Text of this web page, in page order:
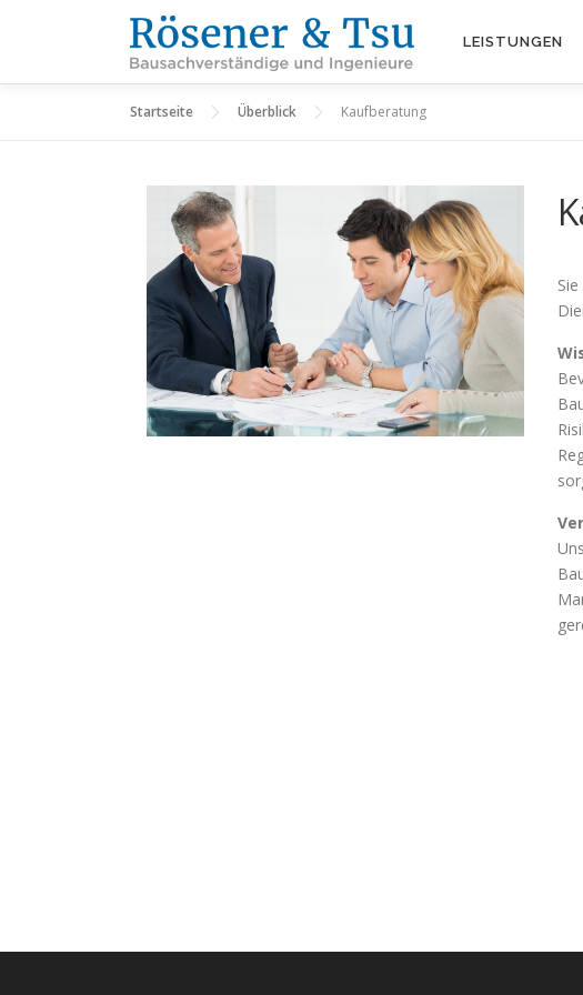
LEISTUNGEN
Startseite Überblick Kaufberatung